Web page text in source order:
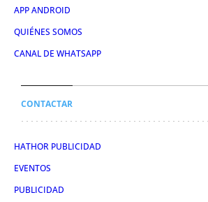
APP ANDROID
QUIÉNES SOMOS
CANAL DE WHATSAPP
CONTACTAR
HATHOR PUBLICIDAD
EVENTOS
PUBLICIDAD